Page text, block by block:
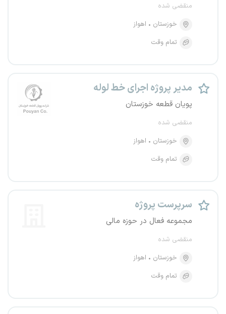
منقضی شده
خوزستان
اهواز
تمام وقت
مدیر پروژه اجرای خط لوله
پویان قطعه خوزستان
منقضی شده
خوزستان
اهواز
تمام وقت
سرپرست پروژه
مجموعه فعال در حوزه مالی
منقضی شده
خوزستان
اهواز
تمام وقت